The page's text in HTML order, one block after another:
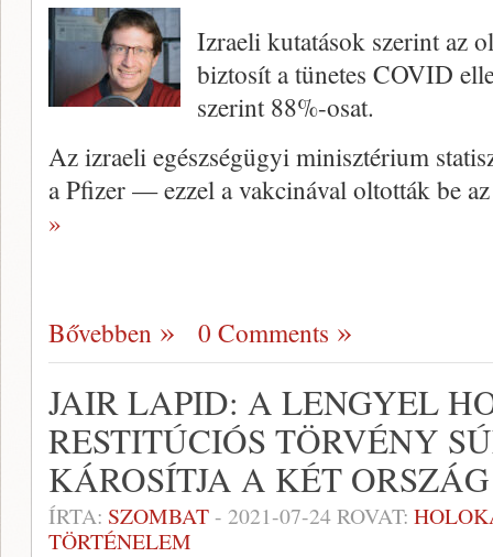
Izraeli kutatások szerint az
biztosít a tünetes COVID
szerint 88%-osat.
Az izraeli egészségügyi minisztérium
a Pfizer — ezzel a vakcinával oltották be
»
Bővebben 0 Comments
JAIR LAPID: A LENGYEL
RESTITÚCIÓS TÖRVÉNY
KÁROSÍTJA A KÉT
ÍRTA: SZOMBAT- 2021-07-24ROVAT:
TÖRTÉNELEM